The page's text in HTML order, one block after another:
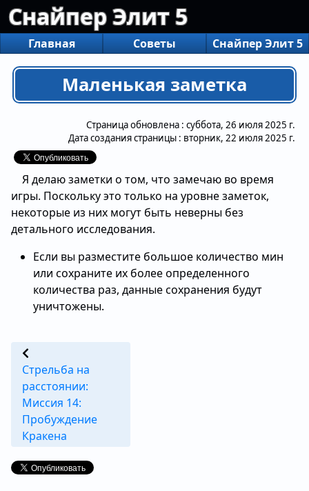
Снайпер Элит 5
Главная Советы Снайпер Элит 5
Маленькая заметка
Страница обновлена : суббота, 26 июля 2025 г.
Дата создания страницы : вторник, 22 июля 2025 г.
Я делаю заметки о том, что замечаю во время
игры. Поскольку это только на уровне заметок,
некоторые из них могут быть неверны без
детального исследования.
Если вы разместите большое количество мин
или сохраните их более определенного
количества раз, данные сохранения будут
уничтожены.
Стрельба на
расстоянии:
Миссия 14:
Пробуждение
Кракена